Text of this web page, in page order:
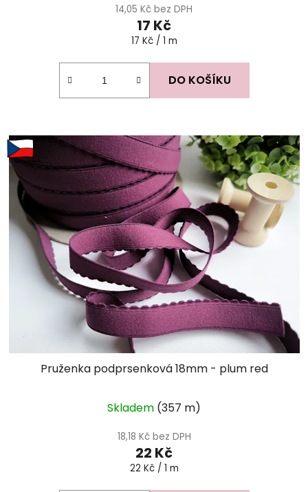
14,05 Kč bez DPH
17 Kč
Měrná
17 Kč / 1 m
DO KOŠÍKU
Pruženka podprsenková 18mm - plum red
Skladem (357 m)
18,18 Kč bez DPH
22 Kč
Měrná
22 Kč / 1 m